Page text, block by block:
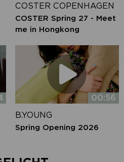
COSTER COPENHAGEN
COSTER Spring 27 - Meet
me in Hongkong
00:56
B.YOUNG
Spring Opening 2026